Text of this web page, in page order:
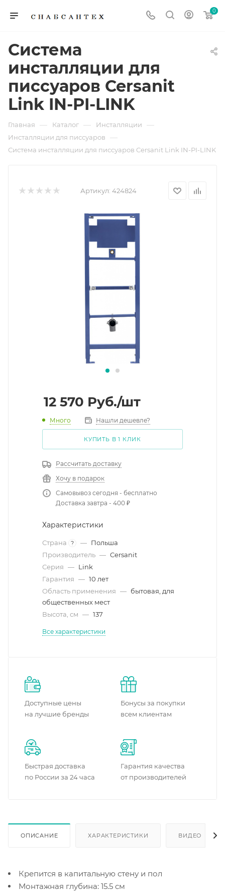
0
Система
инсталляции для
писсуаров Cersanit
Link IN-PI-LINK
Главная — Каталог — Инсталляции —
Инсталляции для писсуаров —
Система инсталляции для писсуаров Cersanit Link IN-PI-LINK
Артикул: 424824
12 570 Руб./шт
Много Нашли дешевле?
КУПИТЬ В 1 КЛИК
Рассчитать доставку
Хочу в подарок
Самовывоз сегодня - бесплатно
Доставка завтра - 400 ₽
Характеристики
Страна ? — Польша
Производитель — Cersanit
Серия — Link
Гарантия — 10 лет
Область применения — бытовая, для
общественных мест
Высота, см — 137
Все характеристики
Доступные цены
на лучшие бренды
Бонусы за покупки
всем клиентам
Быстрая доставка
по России за 24 часа
Гарантия качества
от производителей
ОПИСАНИЕ ХАРАКТЕРИСТИКИ ВИДЕО
Крепится в капитальную стену и пол
Монтажная глубина: 15.5 см